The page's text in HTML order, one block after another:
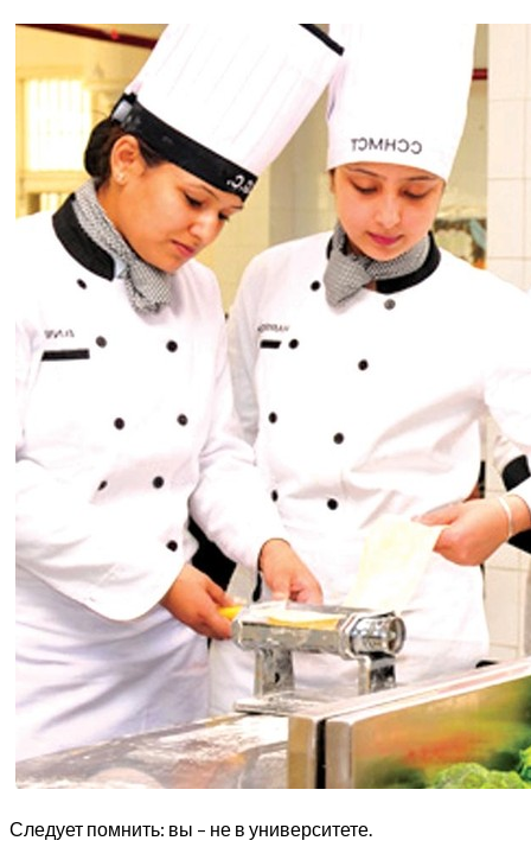
Следует помнить: вы – не в университете.